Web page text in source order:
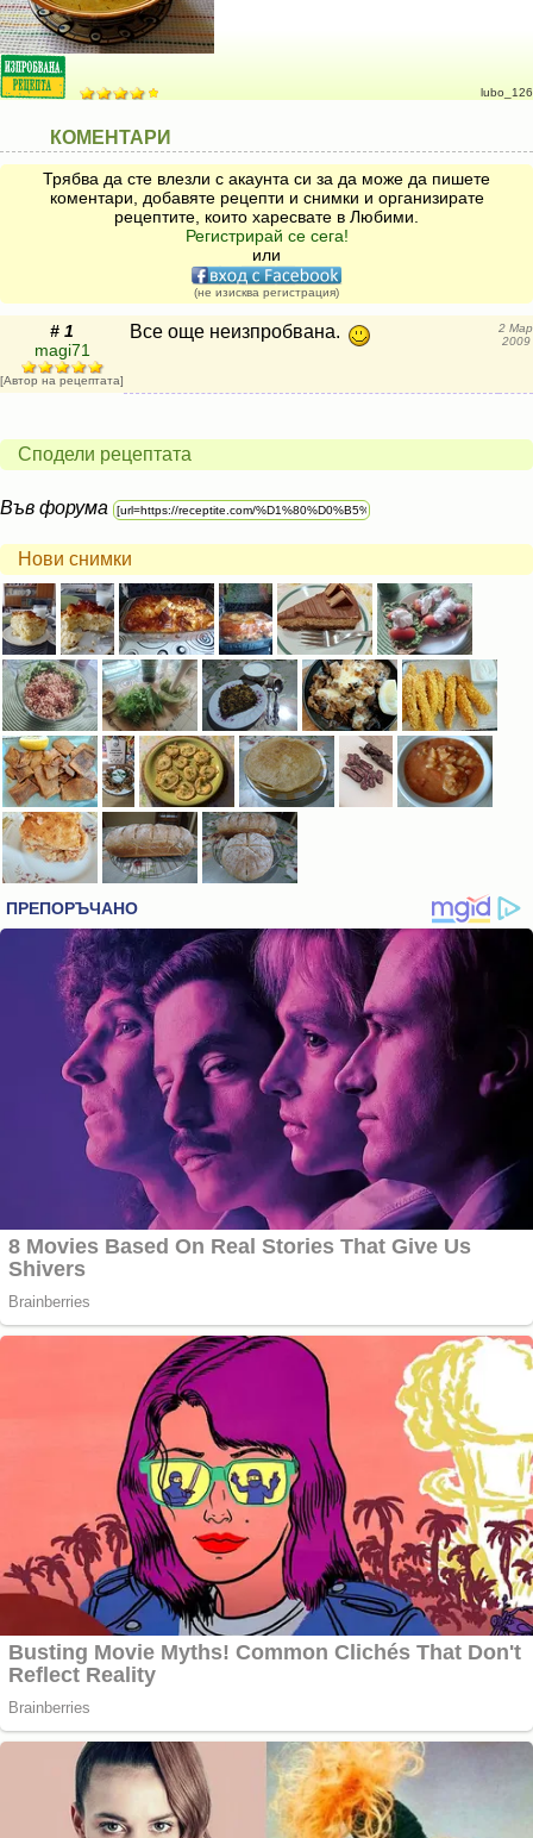
lubo_126
КОМЕНТАРИ
Трябва да сте влезли с акаунта си за да може да пишете
коментари, добавяте рецепти и снимки и организирате
рецептите, които харесвате в Любими.
Регистрирай се сега!
или
(не изисква регистрация)
# 1
magi71
[Автор на рецептата]
Все още неизпробвана.
2 Мар
2009
Сподели рецептата
Във форума
Нови снимки